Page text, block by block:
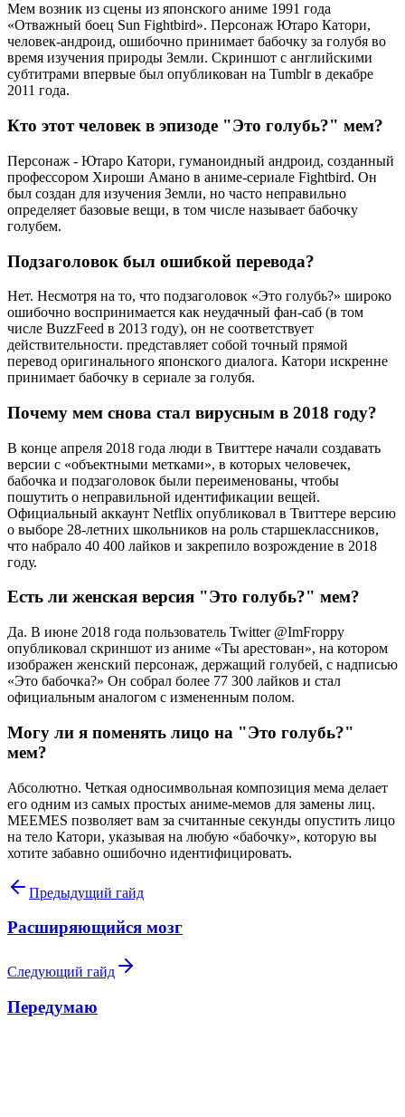
Мем возник из сцены из японского аниме 1991 года
«Отважный боец ​​Sun Fightbird». Персонаж Ютаро Катори,
человек-андроид, ошибочно принимает бабочку за голубя во
время изучения природы Земли. Скриншот с английскими
субтитрами впервые был опубликован на Tumblr в декабре
2011 года.
Кто этот человек в эпизоде ​​"Это голубь?" мем?
Персонаж - Ютаро Катори, гуманоидный андроид, созданный
профессором Хироши Амано в аниме-сериале Fightbird. Он
был создан для изучения Земли, но часто неправильно
определяет базовые вещи, в том числе называет бабочку
голубем.
Подзаголовок был ошибкой перевода?
Нет. Несмотря на то, что подзаголовок «Это голубь?» широко
ошибочно воспринимается как неудачный фан-саб (в том
числе BuzzFeed в 2013 году), он не соответствует
действительности. представляет собой точный прямой
перевод оригинального японского диалога. Катори искренне
принимает бабочку в сериале за голубя.
Почему мем снова стал вирусным в 2018 году?
В конце апреля 2018 года люди в Твиттере начали создавать
версии с «объектными метками», в которых человечек,
бабочка и подзаголовок были переименованы, чтобы
пошутить о неправильной идентификации вещей.
Официальный аккаунт Netflix опубликовал в Твиттере версию
о выборе 28-летних школьников на роль старшеклассников,
что набрало 40 400 лайков и закрепило возрождение в 2018
году.
Есть ли женская версия "Это голубь?" мем?
Да. В июне 2018 года пользователь Twitter @ImFroppy
опубликовал скриншот из аниме «Ты арестован», на котором
изображен женский персонаж, держащий голубей, с надписью
«Это бабочка?» Он собрал более 77 300 лайков и стал
официальным аналогом с измененным полом.
Могу ли я поменять лицо на "Это голубь?"
мем?
Абсолютно. Четкая односимвольная композиция мема делает
его одним из самых простых аниме-мемов для замены лиц.
MEEMES позволяет вам за считанные секунды опустить лицо
на тело Катори, указывая на любую «бабочку», которую вы
хотите забавно ошибочно идентифицировать.
Предыдущий гайд
Расширяющийся мозг
Следующий гайд
Передумаю